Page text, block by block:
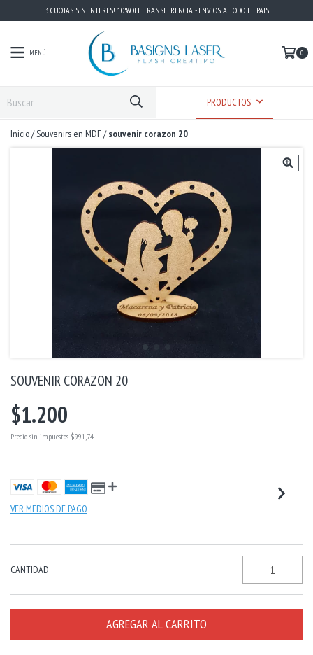
3 CUOTAS SIN INTERES! 10%OFF TRANSFERENCIA - ENVIOS A TODO EL PAIS
MENÚ 0
PRODUCTOS
Inicio/Souvenirs en MDF/ souvenir corazon 20
SOUVENIR CORAZON 20
$1.200
Precio sin impuestos $991,74
VER MEDIOS DE PAGO
CANTIDAD